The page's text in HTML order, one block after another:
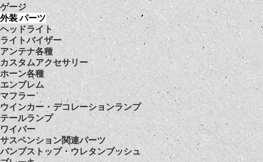
ゲージ
外装 パーツ
ヘッドライト
ライトバイザー
アンテナ各種
カスタムアクセサリー
ホーン各種
エンブレム
マフラー
ウインカー・デコレーションランプ
テールランプ
ワイパー
サスペンション関連パーツ
バンプストップ・ウレタンブッシュ